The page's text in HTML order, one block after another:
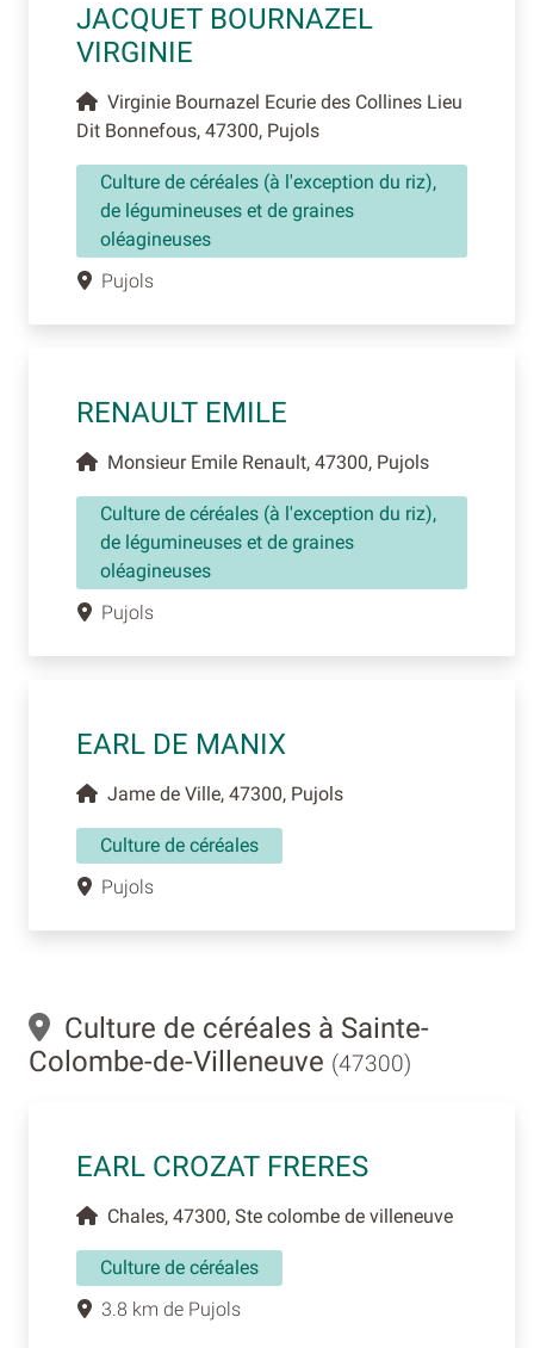
JACQUET BOURNAZEL
VIRGINIE
Virginie Bournazel Ecurie des Collines Lieu
Dit Bonnefous, 47300, Pujols
Culture de céréales (à l'exception du riz),
de légumineuses et de graines
oléagineuses
Pujols
RENAULT EMILE
Monsieur Emile Renault, 47300, Pujols
Culture de céréales (à l'exception du riz),
de légumineuses et de graines
oléagineuses
Pujols
EARL DE MANIX
Jame de Ville, 47300, Pujols
Culture de céréales
Pujols
Culture de céréales à Sainte-
Colombe-de-Villeneuve (47300)
EARL CROZAT FRERES
Chales, 47300, Ste colombe de villeneuve
Culture de céréales
3.8 km de Pujols